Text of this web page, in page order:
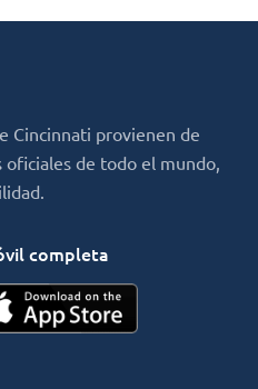
Cincinnati provienen de
de todo el mundo,
completa